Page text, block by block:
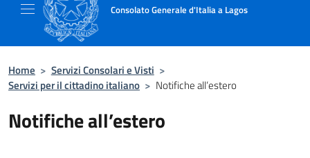
Consolato Generale d'Italia a Lagos
Home > Servizi Consolari e Visti >
Servizi per il cittadino italiano > Notifiche all’estero
Notifiche all’estero